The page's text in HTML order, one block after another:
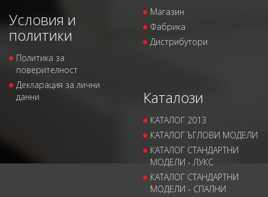
Условия и
политики
Политика за
поверителност
Декларация за лични
данни
Магазин
Фабрика
Дистрибутори
Каталози
КАТАЛОГ 2013
КАТАЛОГ ЪГЛОВИ МОДЕЛИ
КАТАЛОГ СТАНДАРТНИ
МОДЕЛИ - ЛУКС
КАТАЛОГ СТАНДАРТНИ
МОДЕЛИ - СПАЛНИ